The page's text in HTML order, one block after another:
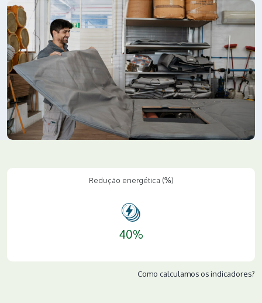
Redução energética (%)
40%
Como calculamos os indicadores?